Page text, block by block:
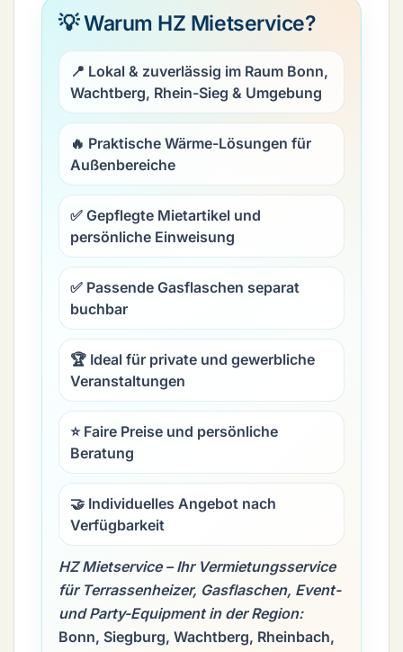
💡 Warum HZ Mietservice?
📍 Lokal & zuverlässig im Raum Bonn,
Wachtberg, Rhein-Sieg & Umgebung
🔥 Praktische Wärme-Lösungen für
Außenbereiche
✅ Gepflegte Mietartikel und
persönliche Einweisung
✅ Passende Gasflaschen separat
buchbar
🏆 Ideal für private und gewerbliche
Veranstaltungen
⭐ Faire Preise und persönliche
Beratung
🤝 Individuelles Angebot nach
Verfügbarkeit
HZ Mietservice – Ihr Vermietungsservice
für Terrassenheizer, Gasflaschen, Event-
und Party-Equipment in der Region:
Bonn, Siegburg, Wachtberg, Rheinbach,